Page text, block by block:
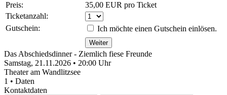
Preis:
35,00 EUR pro Ticket
Ticketanzahl:
Gutschein:
Ich möchte einen Gutschein einlösen.
Das Abschiedsdinner - Ziemlich fiese Freunde
Samstag, 21.11.2026 • 20:00 Uhr
Theater am Wandlitzsee
1 • Daten
Kontaktdaten